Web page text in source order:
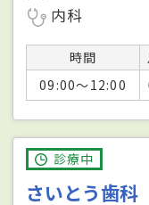
内科
時間
09:00～12:00
診療中
さいとう歯科